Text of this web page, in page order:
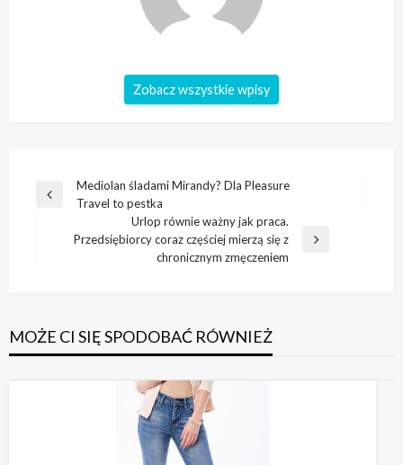
Zobacz wszystkie wpisy
Nawigacja
wpisu
Poprzedni
Mediolan śladami Mirandy? Dla Pleasure
Travel to pestka
Następny
Urlop równie ważny jak praca.
Przedsiębiorcy coraz częściej mierzą się z
chronicznym zmęczeniem
MOŻE CI SIĘ SPODOBAĆ RÓWNIEŻ